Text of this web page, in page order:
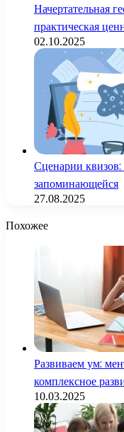
Начертательная
практическая
02.10.2025
Сценарии квизов:
запоминающейся
27.08.2025
Похожее
Развиваем ум:
комплексное
10.03.2025